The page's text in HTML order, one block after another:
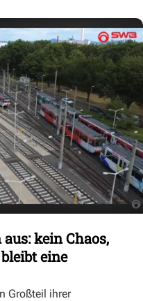
kein Chaos,
eine
Großteil ihrer